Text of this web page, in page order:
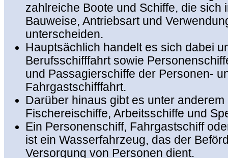
zahlreiche Boote und Schiffe, die sich
Bauweise, Antriebsart und
unterscheiden.
Hauptsächlich handelt es sich dabei
Berufsschifffahrt sowie
und Passagierschiffe der Personen-
Fahrgastschifffahrt.
Darüber hinaus gibt es unter
Fischereischiffe, Arbeitsschiffe und
Ein Personenschiff, Fahrgastschiff
ist ein Wasserfahrzeug, das der
Versorgung von Personen dient.